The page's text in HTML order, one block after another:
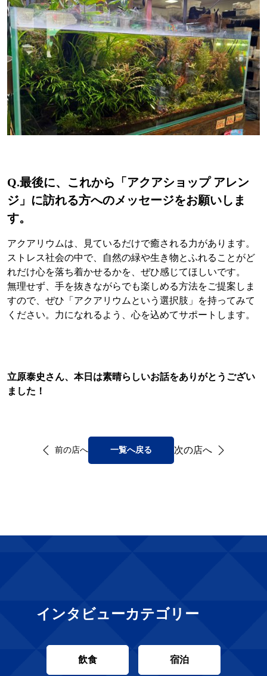
Q.最後に、これから「アクアショップ アレン
ジ」に訪れる方へのメッセージをお願いしま
す。
アクアリウムは、見ているだけで癒される力があります。
ストレス社会の中で、自然の緑や生き物とふれることがど
れだけ心を落ち着かせるかを、ぜひ感じてほしいです。
無理せず、手を抜きながらでも楽しめる方法をご提案しま
すので、ぜひ「アクアリウムという選択肢」を持ってみて
ください。力になれるよう、心を込めてサポートします。
立原泰史さん、本日は素晴らしいお話をありがとうござい
ました！
前の店へ 一覧へ戻る 次の店へ
インタビューカテゴリー
飲食 宿泊